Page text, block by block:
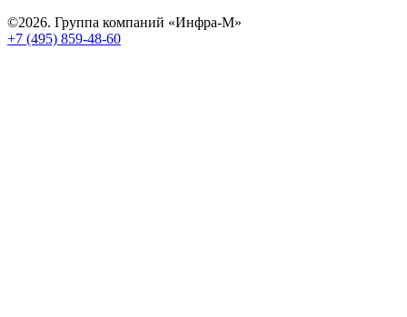
©2026. Группа компаний «Инфра-М»
+7 (495) 859-48-60